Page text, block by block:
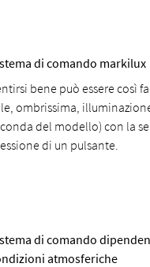
di comando markilux
bene può essere così
ombrissima,
del modello) con la
di un pulsante.
di comando
atmosferiche